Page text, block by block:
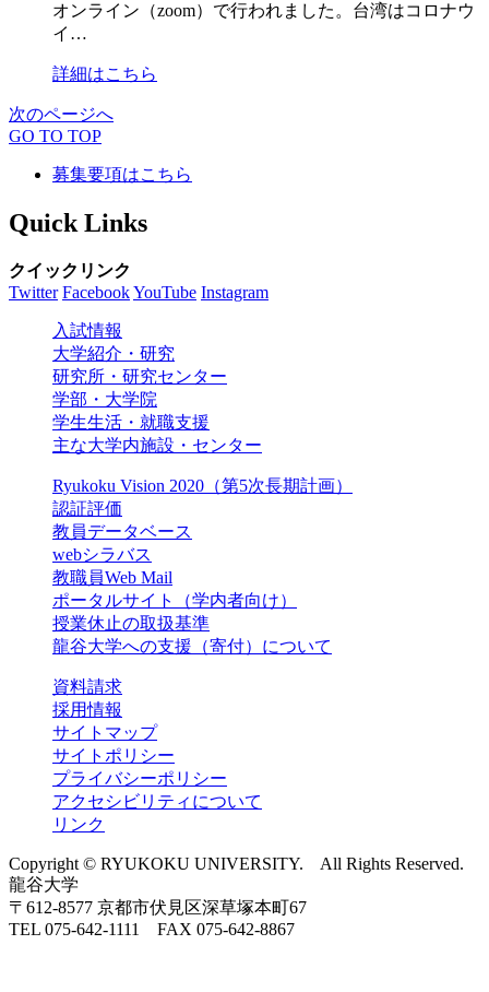
オンライン（zoom）で行われました。台湾はコロナウ
イ…
詳細はこちら
次のページへ
GO TO TOP
募集要項はこちら
Quick Links
クイックリンク
Twitter FacebookYouTube Instagram
入試情報
大学紹介・研究
研究所・研究センター
学部・大学院
学生生活・就職支援
主な大学内施設・センター
Ryukoku Vision 2020（第5次長期計画）
認証評価
教員データベース
webシラバス
教職員Web Mail
ポータルサイト（学内者向け）
授業休止の取扱基準
龍谷大学への支援（寄付）について
資料請求
採用情報
サイトマップ
サイトポリシー
プライバシーポリシー
アクセシビリティについて
リンク
Copyright © RYUKOKU UNIVERSITY. All Rights Reserved.
龍谷大学
〒612-8577 京都市伏見区深草塚本町67
TEL 075-642-1111 FAX 075-642-8867